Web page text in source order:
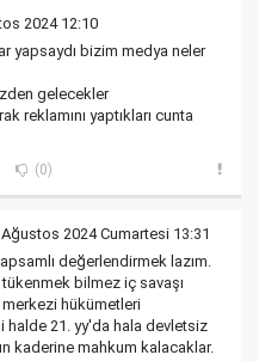
2024 12:10
yapsaydı bizim medya neler
gelecekler
reklamını yaptıkları cunta
(0)
2024 Cumartesi 13:31
değerlendirmek lazım.
bilmez iç savaşı
hükümetleri
halde 21. yy'da hala devletsiz
kaderine mahkum kalacaklar.